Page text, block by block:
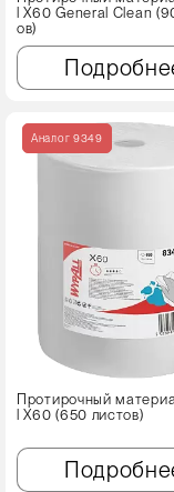
l X60 Genеral Clean
ов)
Аналог 9349
Протирочный
l X60 (650 листов)